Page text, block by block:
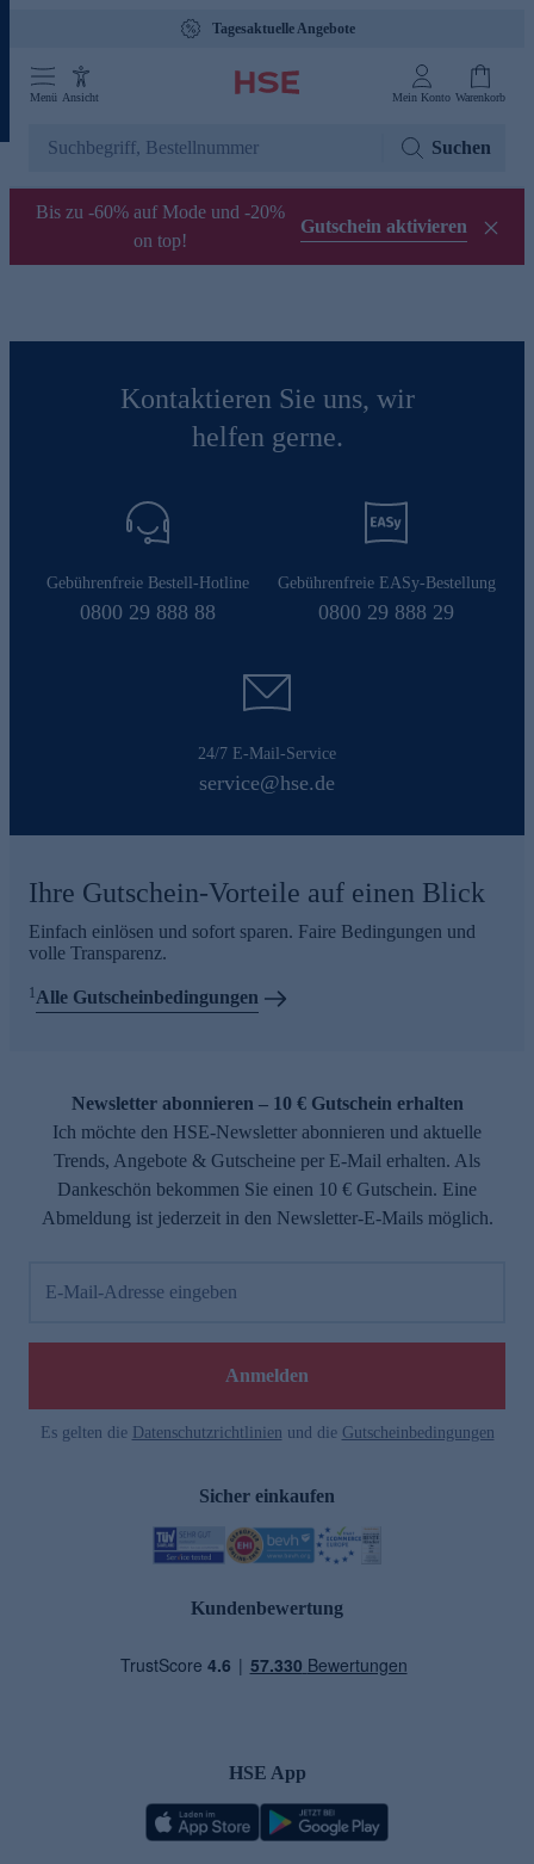
Tagesaktuelle Angebote
Menü Ansicht Mein Konto Warenkorb
Suchen
Bis zu -60% auf Mode und -20%
on top!
Gutschein aktivieren
Kontaktieren Sie uns, wir
helfen gerne.
Gebührenfreie Bestell-Hotline
0800 29 888 88
Gebührenfreie EASy-Bestellung
0800 29 888 29
24/7 E-Mail-Service
service@hse.de
Ihre Gutschein-Vorteile auf einen Blick
Einfach einlösen und sofort sparen. Faire Bedingungen und
volle Transparenz.
1Alle Gutscheinbedingungen
Newsletter abonnieren – 10 € Gutschein erhalten
Ich möchte den HSE-Newsletter abonnieren und aktuelle
Trends, Angebote & Gutscheine per E-Mail erhalten. Als
Dankeschön bekommen Sie einen 10 € Gutschein. Eine
Abmeldung ist jederzeit in den Newsletter-E-Mails möglich.
E-Mail-Adresse eingeben
Anmelden
Es gelten die Datenschutzrichtlinien und die Gutscheinbedingungen
Sicher einkaufen
Kundenbewertung
HSE App